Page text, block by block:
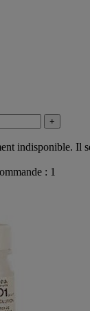
+
indisponible. Il
: 1